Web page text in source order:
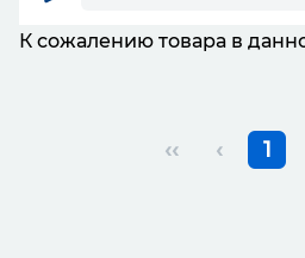
К сожалению товара в
‹‹ ‹ 1